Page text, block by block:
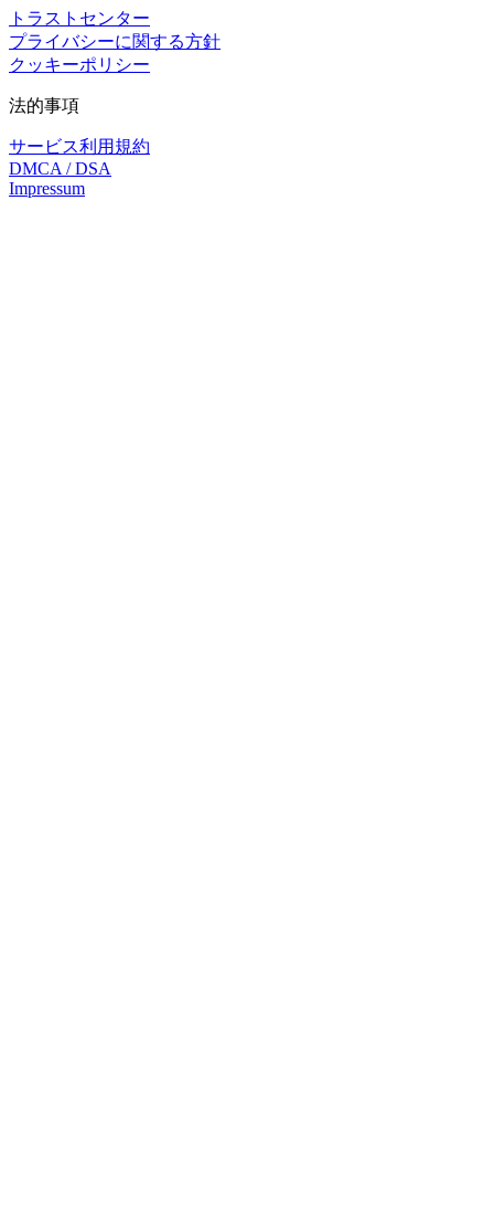
トラストセンター
プライバシーに関する方針
クッキーポリシー
法的事項
サービス利用規約
DMCA / DSA
Impressum